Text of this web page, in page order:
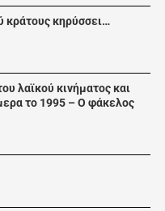
κράτους κηρύσσει…
λαϊκού κινήματος και
το 1995 – Ο φάκελος